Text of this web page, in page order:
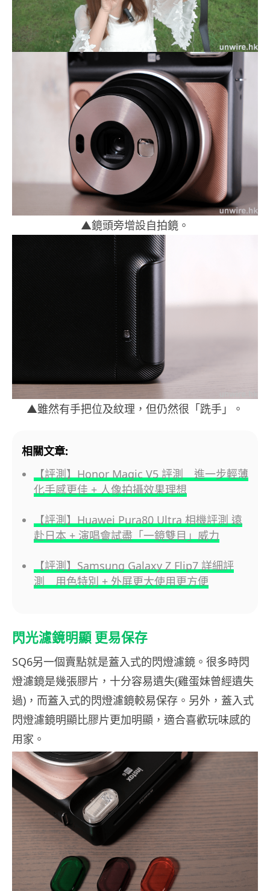
▲鏡頭旁增設自拍鏡。
▲雖然有手把位及紋理，但仍然很「跣手」。
相關文章:
【評測】Honor Magic V5 評測 進一步輕薄
化手感更佳 + 人像拍攝效果理想
【評測】Huawei Pura80 Ultra 相機評測 遠
赴日本 + 演唱會試盡「一鏡雙目」威力
【評測】Samsung Galaxy Z Flip7 詳細評
測 用色特別 + 外屏更大使用更方便
閃光濾鏡明顯 更易保存
SQ6另一個賣點就是蓋入式的閃燈濾鏡。很多時閃
燈濾鏡是幾張膠片，十分容易遺失(雞蛋妹曾經遺失
過)，而蓋入式的閃燈濾鏡較易保存。另外，蓋入式
閃燈濾鏡明顯比膠片更加明顯，適合喜歡玩味感的
用家。